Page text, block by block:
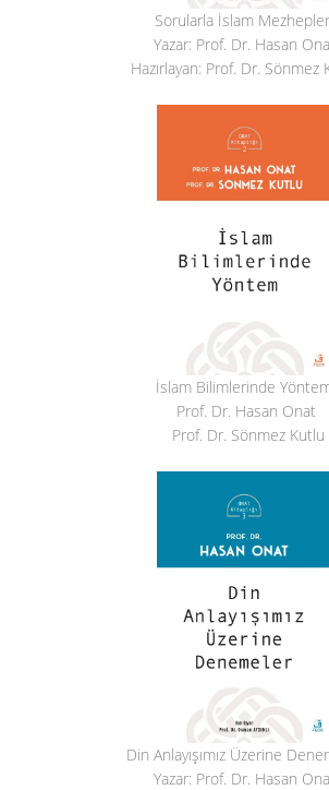
Sorularla İslam
Yazar: Prof. Dr. Hasan
Hazırlayan: Prof. Dr. Sönmez
İslam Bilimlerinde
Prof. Dr. Hasan Onat
Prof. Dr. Sönmez Kutlu
Din Anlayışımız Üzerine
Yazar: Prof. Dr. Hasan